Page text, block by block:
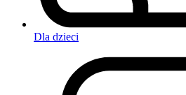
Dla dzieci